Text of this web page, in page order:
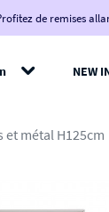
sur votre
en bas de
de remises
NEW
métal H125cm